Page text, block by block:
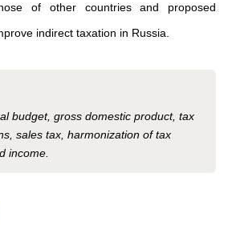
of other countries and proposed
indirect taxation in Russia.
budget, gross domestic product, tax
sales tax, harmonization of tax
income.